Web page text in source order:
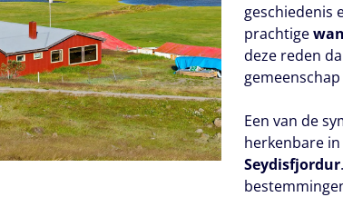
geschiedenis
prachtige
deze reden
Een van de
herkenbare
Seydisfjordur